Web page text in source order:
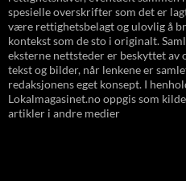
spesielle overskrifter som det er
være rettighetsbelagt og ulovlig å
kontekst som de sto i originalt.
eksterne nettsteder er beskyttet av
tekst og bilder, når lenkene er
redaksjonens eget konsept. I
Lokalmagasinet.no oppgis som
artikler i andre medier